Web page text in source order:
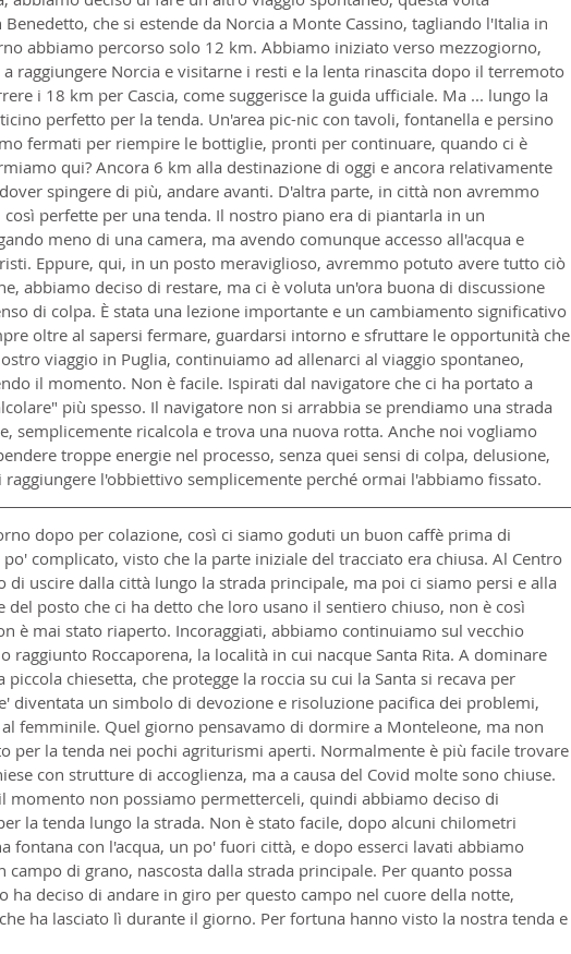
che si estende da Norcia a Monte Cassino, tagliando l'Italia in
abbiamo percorso solo 12 km. Abbiamo iniziato verso mezzogiorno,
raggiungere Norcia e visitarne i resti e la lenta rinascita dopo il terremoto
i 18 km per Cascia, come suggerisce la guida ufficiale. Ma ... lungo la
perfetto per la tenda. Un'area pic-nic con tavoli, fontanella e persino
fermati per riempire le bottiglie, pronti per continuare, quando ci è
qui? Ancora 6 km alla destinazione di oggi e ancora relativamente
spingere di più, andare avanti. D'altra parte, in città non avremmo
perfette per una tenda. Il nostro piano era di piantarla in un
meno di una camera, ma avendo comunque accesso all'acqua e
Eppure, qui, in un posto meraviglioso, avremmo potuto avere tutto ciò
abbiamo deciso di restare, ma ci è voluta un'ora buona di discussione
di colpa. È stata una lezione importante e un cambiamento significativo
oltre al sapersi fermare, guardarsi intorno e sfruttare le opportunità che
viaggio in Puglia, continuiamo ad allenarci al viaggio spontaneo,
il momento. Non è facile. Ispirati dal navigatore che ci ha portato a
più spesso. Il navigatore non si arrabbia se prendiamo una strada
semplicemente ricalcola e trova una nuova rotta. Anche noi vogliamo
troppe energie nel processo, senza quei sensi di colpa, delusione,
l'obbiettivo semplicemente perché ormai l'abbiamo fissato.
dopo per colazione, così ci siamo goduti un buon caffè prima di
complicato, visto che la parte iniziale del tracciato era chiusa. Al Centro
uscire dalla città lungo la strada principale, ma poi ci siamo persi e alla
del posto che ci ha detto che loro usano il sentiero chiuso, non è così
è mai stato riaperto. Incoraggiati, abbiamo continuiamo sul vecchio
raggiunto Roccaporena, la località in cui nacque Santa Rita. A dominare
chiesetta, che protegge la roccia su cui la Santa si recava per
diventata un simbolo di devozione e risoluzione pacifica dei problemi,
femminile. Quel giorno pensavamo di dormire a Monteleone, ma non
per la tenda nei pochi agriturismi aperti. Normalmente è più facile trovare
con strutture di accoglienza, ma a causa del Covid molte sono chiuse.
momento non possiamo permetterceli, quindi abbiamo deciso di
la tenda lungo la strada. Non è stato facile, dopo alcuni chilometri
fontana con l'acqua, un po' fuori città, e dopo esserci lavati abbiamo
di grano, nascosta dalla strada principale. Per quanto possa
ha deciso di andare in giro per questo campo nel cuore della notte,
ha lasciato lì durante il giorno. Per fortuna hanno visto la nostra tenda e